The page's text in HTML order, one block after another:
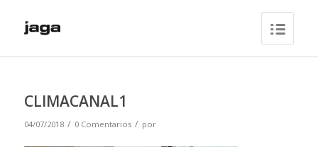
CLIMACANAL1
04/07/2018 / 0 Comentarios / por